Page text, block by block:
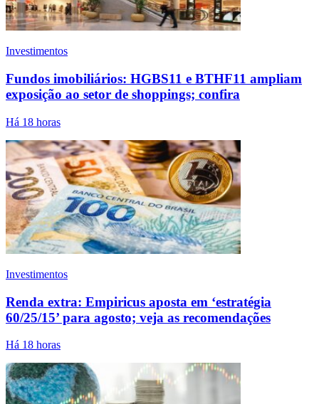
Investimentos
Fundos imobiliários: HGBS11 e BTHF11 ampliam
exposição ao setor de shoppings; confira
Há 18 horas
Investimentos
Renda extra: Empiricus aposta em ‘estratégia
60/25/15’ para agosto; veja as recomendações
Há 18 horas